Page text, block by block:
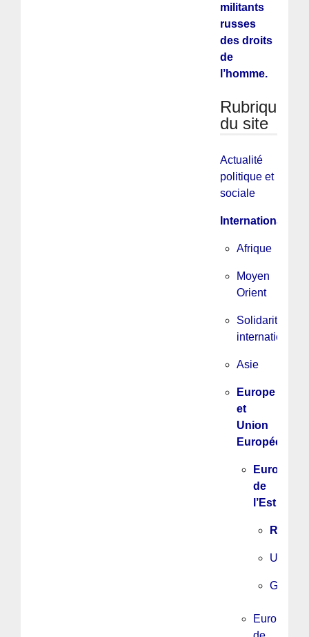
militants
russes
des droits
de
l’homme.
Rubriques
du site
Actualité
politique et
sociale
International
Afrique
Moyen
Orient
Solidarité
internationale
Asie
Europe
et
Union
Européenne
Europe
de
l’Est
Russie
Ukraine
Géorgie
Europe